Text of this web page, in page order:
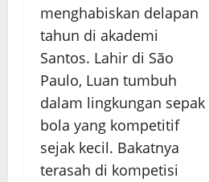
menghabiskan delapan
tahun di akademi
Santos. Lahir di São
Paulo, Luan tumbuh
dalam lingkungan sepak
bola yang kompetitif
sejak kecil. Bakatnya
terasah di kompetisi